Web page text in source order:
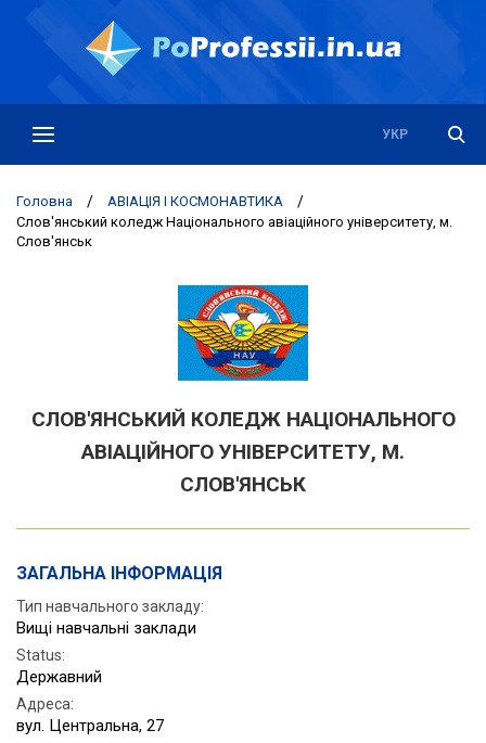
РУС
УКР
Головна / АВІАЦІЯ І КОСМОНАВТИКА /
Слов'янський коледж Національного авіаційного університету, м.
Слов'янськ
СЛОВ'ЯНСЬКИЙ КОЛЕДЖ НАЦІОНАЛЬНОГО
АВІАЦІЙНОГО УНІВЕРСИТЕТУ, М.
СЛОВ'ЯНСЬК
ЗАГАЛЬНА ІНФОРМАЦІЯ
Тип навчального закладу:
Вищі навчальні заклади
Status:
Державний
Адреса:
вул. Центральна, 27